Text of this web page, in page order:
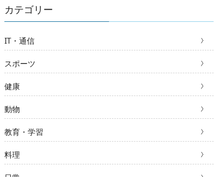
カテゴリー
IT・通信
スポーツ
健康
動物
教育・学習
料理